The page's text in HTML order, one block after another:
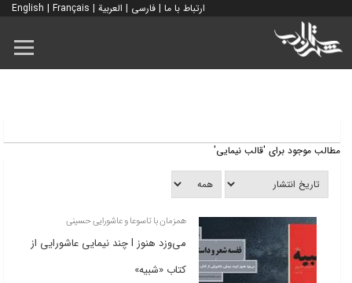
ارتباط با ما | فارسی | العربية |
English | Français
مطالب موجود برای 'قالب نیمایی'
همزمان با تاسوعا و عاشورایی حسینی
می‌وزد هنوز l چند نیمایی عاشورایی از
کتاب «شبیه»